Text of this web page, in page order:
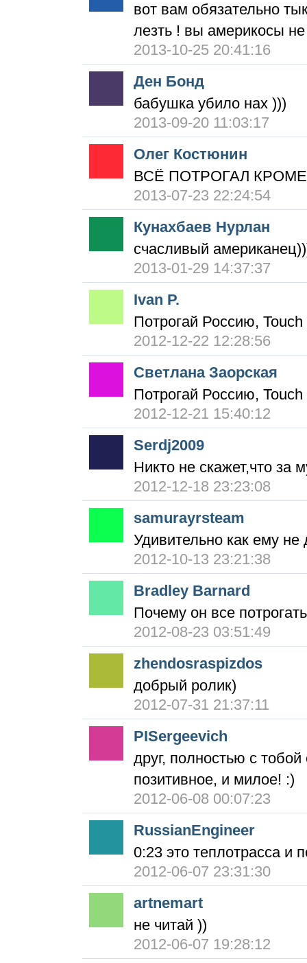
вот вам обязательно
лезть ! вы америкосы
2013-10-25 20:41:16
Ден Бонд
бабушка убило нах )))
2013-09-20 11:03:17
Олег Костюнин
ВСЁ ПОТРОГАЛ
2013-07-23 22:24:54
Кунахбаев Нурлан
счасливый
2013-01-29 14:37:37
Ivan P.
Потрогай Россию,
2012-12-22 12:28:56
Светлана Заорская
Потрогай Россию,
2012-12-21 15:40:12
Serdj2009
Никто не скажет,что за
2012-12-18 23:23:08
samurayrsteam
Удивительно как ему
2012-10-13 23:21:38
Bradley Barnard
Почему он все
2012-08-23 03:51:49
zhendosraspizdos
добрый ролик)
2012-07-31 21:37:11
PISergeevich
друг, полностью с
позитивное, и милое! :)
2012-06-08 00:07:23
RussianEngineer
0:23 это теплотрасса и
2012-06-07 23:31:30
artnemart
не читай ))
2012-06-07 19:28:12